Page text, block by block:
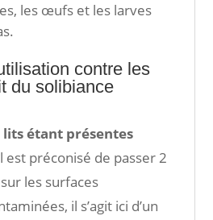
les œufs et les larves
contre les
du solibiance
lits étant présentes
est préconisé de passer 2
les surfaces
il s’agit ici d’un